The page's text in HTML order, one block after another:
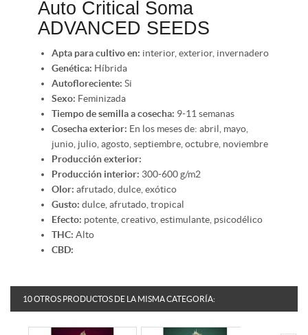
Auto Critical Soma
ADVANCED SEEDS
Apta para cultivo en: interior, exterior, invernadero
Genética: Híbrida
Autofloreciente: Si
Sexo: Feminizada
Tiempo de semilla a cosecha: 9-11 semanas
Cosecha exterior: En los meses de: abril, mayo,
junio, julio, agosto, septiembre, octubre, noviembre
Producción exterior:
Producción interior: 300-600 g/m2
Olor: afrutado, dulce, exótico
Gusto: dulce, afrutado, tropical
Efecto: potente, creativo, estimulante, psicodélico
THC: Alto
CBD:
10 OTROS PRODUCTOS DE LA MISMA CATEGORÍA: